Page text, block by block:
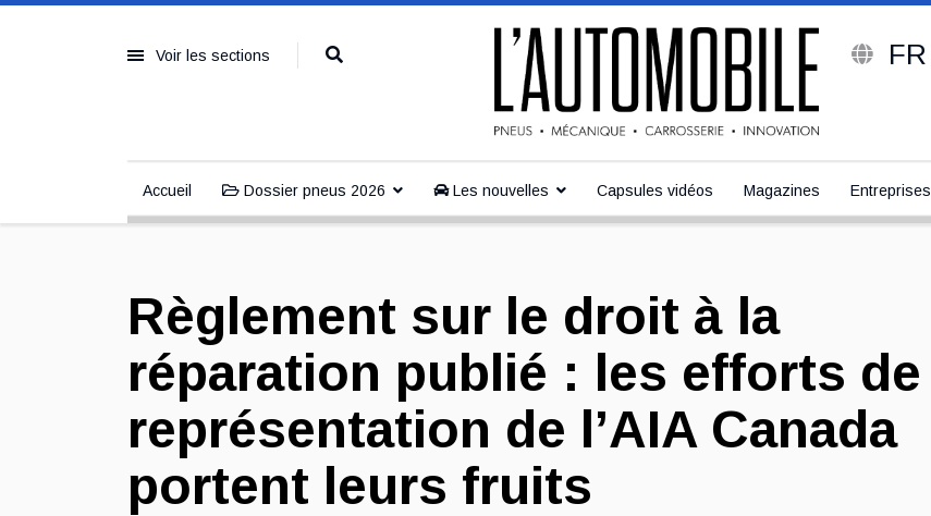
Voir les sections FR
Accueil Dossier pneus 2026 Les nouvelles Capsules vidéos Magazines Entreprises
Règlement sur le droit à la
réparation publié : les efforts de
représentation de l’AIA Canada
portent leurs fruits